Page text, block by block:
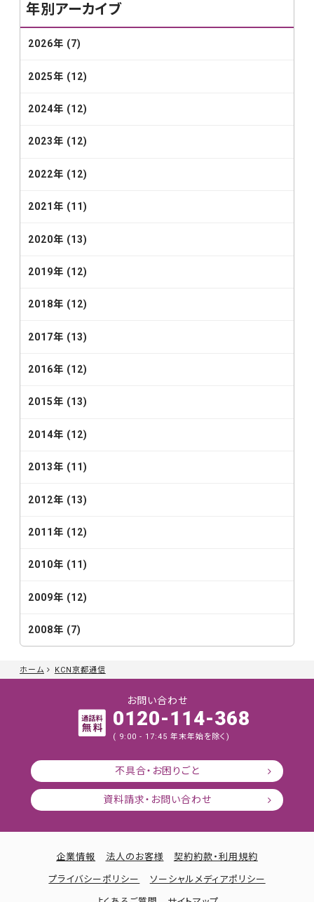
ホーム KCN京都通信
年別アーカイブ
2026年 (7)
2025年 (12)
2024年 (12)
2023年 (12)
2022年 (12)
2021年 (11)
2020年 (13)
2019年 (12)
2018年 (12)
2017年 (13)
2016年 (12)
2015年 (13)
2014年 (12)
2013年 (11)
2012年 (13)
2011年 (12)
2010年 (11)
2009年 (12)
2008年 (7)
お問い合わせ
0120-114-368
( 9:00 - 17:45 年末年始を除く)
不具合・お困りごと
資料請求・お問い合わせ
企業情報 法人のお客様 契約約款・利用規約
プライバシーポリシー ソーシャルメディアポリシー